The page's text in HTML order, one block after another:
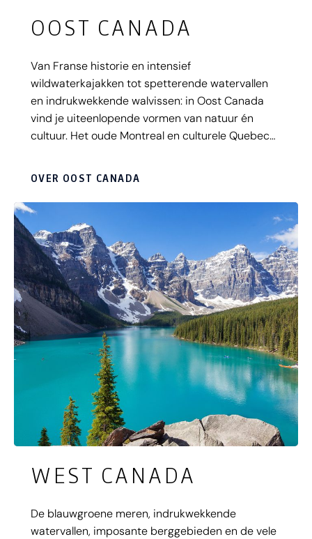
OOST CANADA
Van Franse historie en intensief
wildwaterkajakken tot spetterende watervallen
en indrukwekkende walvissen: in Oost Canada
vind je uiteenlopende vormen van natuur én
cultuur. Het oude Montreal en culturele Quebec
veelzijdige Oost Canada. Ideaal gebied voor een
avontuurlijke rondreis met auto of camper.
OVER OOST CANADA
WEST CANADA
De blauwgroene meren, indrukwekkende
watervallen, imposante berggebieden en de vele